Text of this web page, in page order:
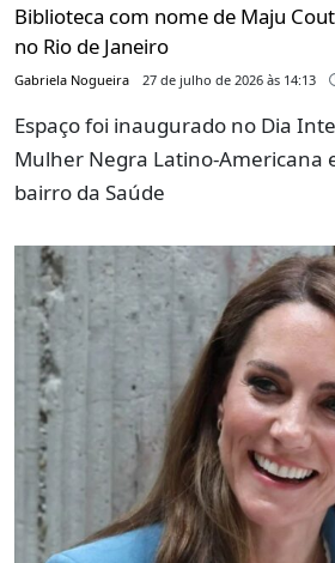
Biblioteca com nome de Maju
no Rio de Janeiro
Gabriela Nogueira 27 de julho de 2026 às 14:13
Espaço foi inaugurado no Dia
Mulher Negra Latino-Americana
bairro da Saúde